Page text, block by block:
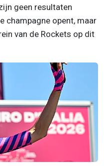
geen resultaten
champagne opent, maar
van de Rockets op dit